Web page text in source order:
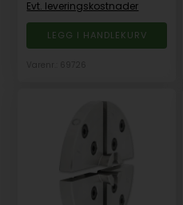
Evt. leveringskostnader